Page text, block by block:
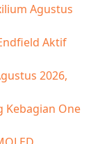
Agustus
Aktif
2026,
Kebagian One